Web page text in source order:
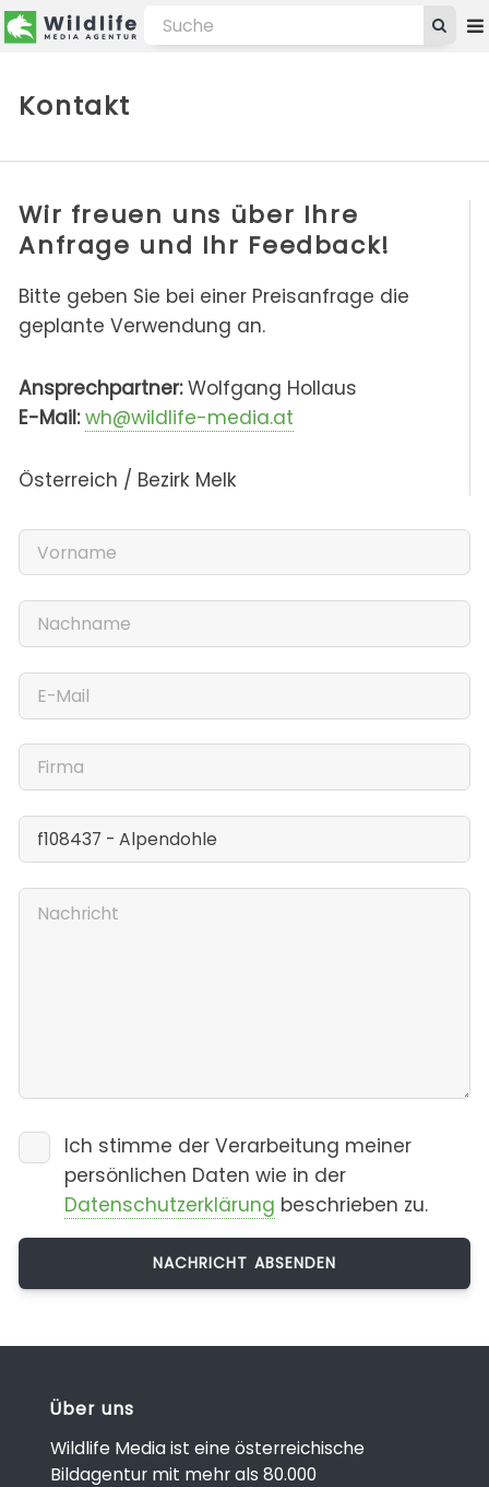
Kontakt
Wir freuen uns über Ihre
Anfrage und Ihr Feedback!
Bitte geben Sie bei einer Preisanfrage die
geplante Verwendung an.
Ansprechpartner:Wolfgang Hollaus
E-Mail: wh@wildlife-media.at
Österreich / Bezirk Melk
Ich stimme der Verarbeitung meiner
persönlichen Daten wie in der
Datenschutzerklärung beschrieben zu.
Über uns
Wildlife Media ist eine österreichische
Bildagentur mit mehr als 80.000